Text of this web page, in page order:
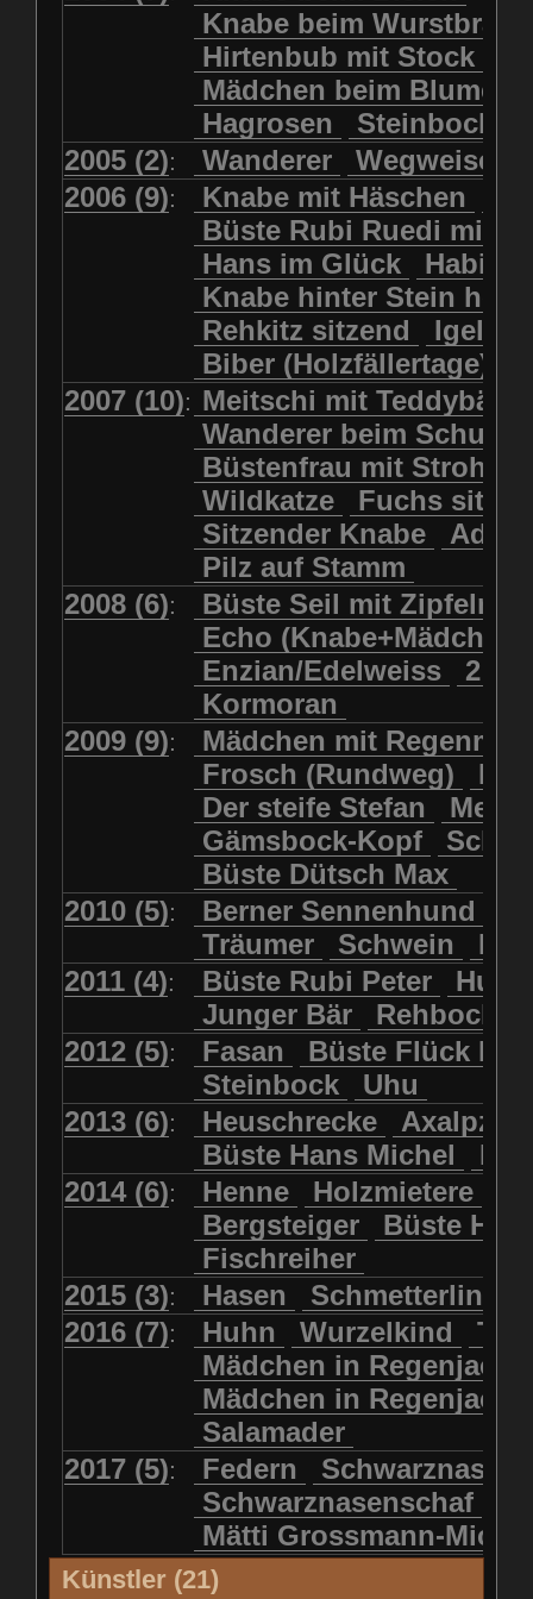
Mädchen beim Blumenpflücken
Mädchen in Regenjacke
Mädchen in Regenjacke und
Mädchen mit Regenmolch
Mädchen mit Schmetterling
Mätti Grossmann-Michel
Meitschi (Rundweg)
Meitschi mit Teddybär
Pilzfraueli Risetenmandli
Sitzender Knabe Tengeler
Wanderer
Wanderer beim Schuhbinden
Wegweiser Wilde Hilde
Wildhüter Wurzelkind
Luchs schreitend
Luchs sitzend Murmeltier
Murmeltiere Rehbockkopf
Rehkitz Rehkitz sitzend
Salamader Schmetterling
Schmetterlinge Schnecke
Schwarznasenschaf
Schwarznasenschaf mit Kalb
Steinbock
Steinbock Steinmarder
Uhu Uhu mit Jungen
Waschbär Wildkatze
Wolf Ziegenkopf
Knabe beim
Hirtenbub mit Stock
Mädchen beim
Hagrosen
Steinbock
2005 (2): Wanderer
Wegweiser
2006 (9): Knabe mit Häschen
Büste Rubi Ruedi mit
Hans im Glück
Knabe hinter Stein
Rehkitz sitzend
Igel
Biber (Holzfällertage)
2007 (10): Meitschi mit Teddybär
Wanderer beim
Büstenfrau mit Strohut
Wildkatze
Fuchs
Sitzender Knabe
Adler
Pilz auf Stamm
2008 (6):
Büste Seil mit
Echo
Enzian/Edelweiss
2
Kormoran
2009 (9):
Mädchen mit
Frosch (Rundweg)
Der steife Stefan
Gämsbock-Kopf
Büste Dütsch Max
2010 (5): Berner Sennenhund
Träumer
Schwein
2011 (4): Büste Rubi Peter
Junger Bär
2012 (5): Fasan
Büste Flück
Steinbock
Uhu
2013 (6): Heuschrecke
Büste Hans Michel
2014 (6): Henne Holzmietere
Bergsteiger
Büste HP
Fischreiher
2015 (3): Hasen Schmetterlinge
2016 (7): Huhn Wurzelkind
Mädchen in
Mädchen in Regenjacke
Salamader
2017 (5): Federn
Schwarznasenschaf
Mätti Grossmann-
Künstler (21)